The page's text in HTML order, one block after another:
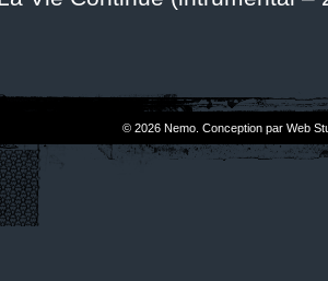
© 2026 Nemo. Conception par Web